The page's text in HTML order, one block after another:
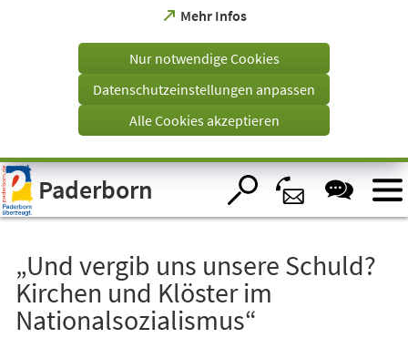
Visuelle
Assistenzsoftware
öffnen.
Mehr Infos
(Öffnet
einem
Tab)
Nur notwendige Cookies
Datenschutzeinstellungen anpassen
Alle Cookies akzeptieren
Paderborn
„Und vergib uns unsere Schuld?
Kirchen und Klöster im
Nationalsozialismus“